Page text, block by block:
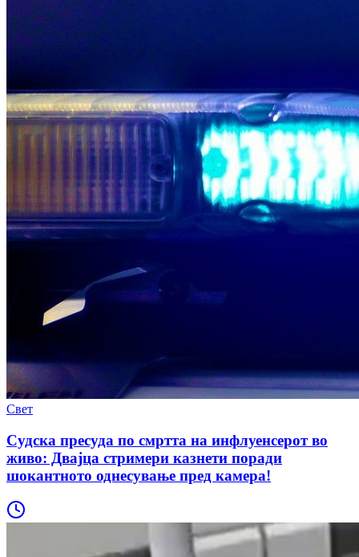
Свет
Судска пресуда по смртта на инфлуенсерот во
живо: Двајца стримери казнети поради
шокантното однесување пред камера!